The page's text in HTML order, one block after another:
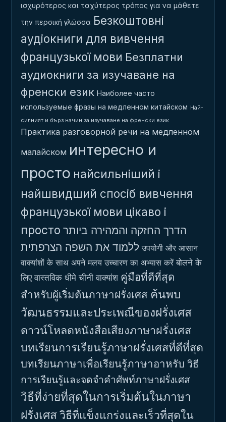
ισχυρότερος και ταχύτερος τρόπος για να μάθετε
την περσική γλώσσα Безкоштовні
аудіокниги для вивчення
французької мови Безплатни
аудиокниги за изучаване на
френски език Наиболее часто
используемые фразы на медленном китайском Най-
силният и бърз начин за изучаване на френски език
Практика разговорной речи на медленном
малайском интересно и
просто найсильніший і
найшвидший спосіб вивчення
французької мови цікаво і
просто הדרך החזקה והמהירה ביותר
ללמוד את השפה הצרפתית उपयोगी और आसान
वाक्यांशों के साथ अपने मलय उच्चारण का अभ्यास करें बोलने के
लिए वास्तविक धीमे चीनी वाक्यांश คู่มือที่ดีที่สุด
สำหรับผู้เริ่มต้นภาษาฝรั่งเศส ค้นพบ
วัฒนธรรมและประเพณีของฝรั่งเศส
ดาวน์โหลดหนังสือเสียงภาษาฝรั่งเศส
บทเรียนการเรียนรู้ภาษาฝรั่งเศสที่ดีที่สุด
บทเรียนภาษาเพื่อเรียนรู้ภาษาอาหรับ วิธี
การเรียนรู้และจดจำคำศัพท์ภาษาฝรั่งเศส
วิธีที่ง่ายที่สุดในการเริ่มต้นในภาษา
ฝรั่งเศสวิธีที่แข็งแกร่งและเร็วที่สุดใน